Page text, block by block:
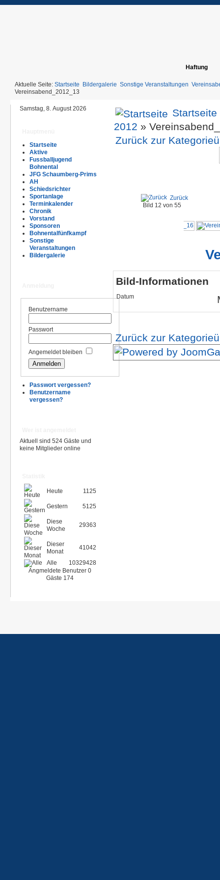
Haftung
Aktuelle Seite: Startseite Bildergalerie Sonstige Veranstaltungen
Vereinsabend_2012_13
Samstag, 8. August 2026
Startseite
Aktive
Fussballjugend
Bohnental
JFG Schaumberg-Prims
AH
Schiedsrichter
Sportanlage
Terminkalender
Chronik
Vorstand
Sponsoren
Bohnentalfünfkampf
Sonstige
Veranstaltungen
Bildergalerie
Benutzername
Passwort
Angemeldet bleiben
Passwort vergessen?
Benutzername
vergessen?
Aktuell sind 524 Gäste und
keine Mitglieder online
Heute 1125
Gestern 5125
Diese
Woche
29363
Dieser
Monat
41042
Alle
10329428
Angmeldete Benutzer 0
Gäste 174
Startseite
2012 »
Zurück zur
Zurück
Bild 12 von 55
Bild-Informationen
Datum
Zurück zur